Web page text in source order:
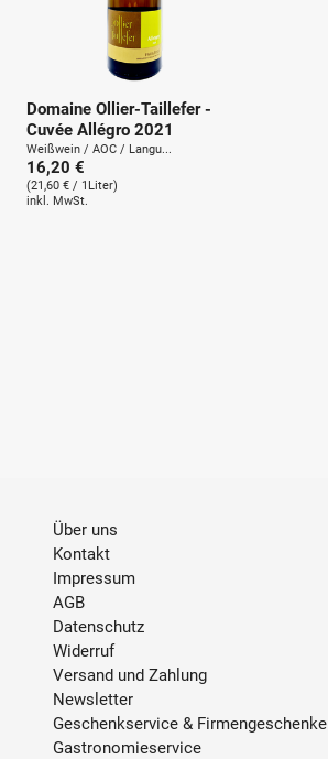
Domaine Ollier-Taillefer -
Cuvée Allégro 2021
Weißwein / AOC / Langu...
16,20 €
(21,60 € / 1Liter)
inkl. MwSt.
Über uns
Kontakt
Impressum
AGB
Datenschutz
Widerruf
Versand und Zahlung
Newsletter
Geschenkservice & Firmengeschenke
Gastronomieservice